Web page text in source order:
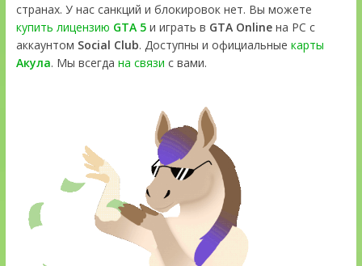
странах. У нас санкций и блокировок нет. Вы можете
купить лицензию GTA 5и играть в GTA Onlineна PC с
аккаунтом Social Club. Доступны и официальные карты
Акула. Мы всегда на связи с вами.